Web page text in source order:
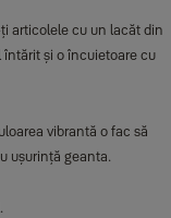
articolele cu un lacăt din
și o încuietoare cu
vibrantă o fac să
ușurință geanta.